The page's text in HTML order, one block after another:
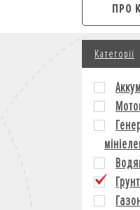
ПРО
Категорії